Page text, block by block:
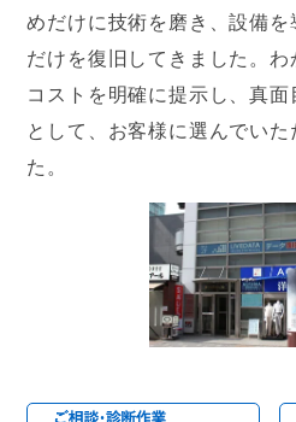
めだけに技術を磨き、設備
だけを復旧してきました。わ
コストを明確に提示し、真
として、お客様に選んでい
た。